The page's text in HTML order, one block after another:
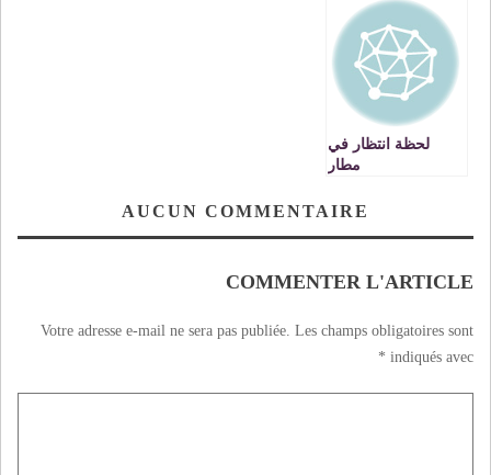
2022 Conseil de
gouvernement:
adoption du projet
de loi n° 07.22
relatif à la création
de la Haute
Autorité de la santé
لحظة انتظار في
مطار
AUCUN COMMENTAIRE
COMMENTER L'ARTICLE
Votre adresse e-mail ne sera pas publiée. Les champs obligatoires sont
indiqués avec
*